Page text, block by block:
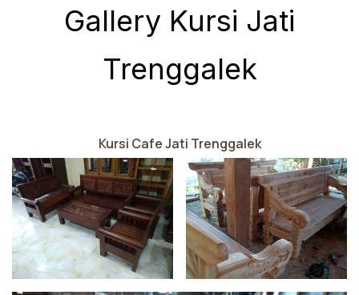
Gallery Kursi Jati
Trenggalek
Kursi Cafe Jati Trenggalek